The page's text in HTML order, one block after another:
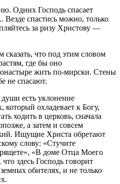
Одних Господь спасает
Везде спастись можно, только
за ризу Христову —
сказать, что под этим словом
где бы оно
жить по-мирски. Стены
не спасают.
есть уклонение
охладевает к Богу,
ходить в церковь, сначала
а затем и совсем
Ищущие Христа обретают
слову: «Стучите
«В доме Отца Моего
здесь Господь говорит
обителях, и не только